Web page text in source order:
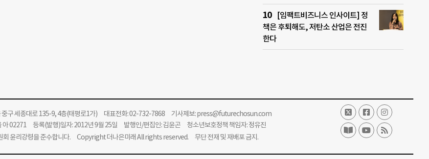
[임팩트비즈니스 인사이트] 정
책은 후퇴해도, 저탄소 산업은 전진
한다
구 세종대로 135-9, 4층(태평로1가) 대표전화: 02-732-7868 기사제보:press@futurechosun.com
아 02271 등록(발행)일자: 2012년 9월 25일 발행인/편집인: 김윤곤 청소년보호정책 책임자: 정유진
윤리강령을 준수합니다. Copyright 더나은미래 All rights reserved. 무단 전재 및 재배포 금지.